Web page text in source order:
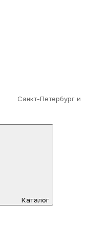
Санкт-Петербург и
Каталог